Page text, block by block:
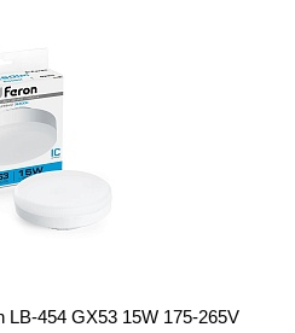
454 GX53 15W 175-265V